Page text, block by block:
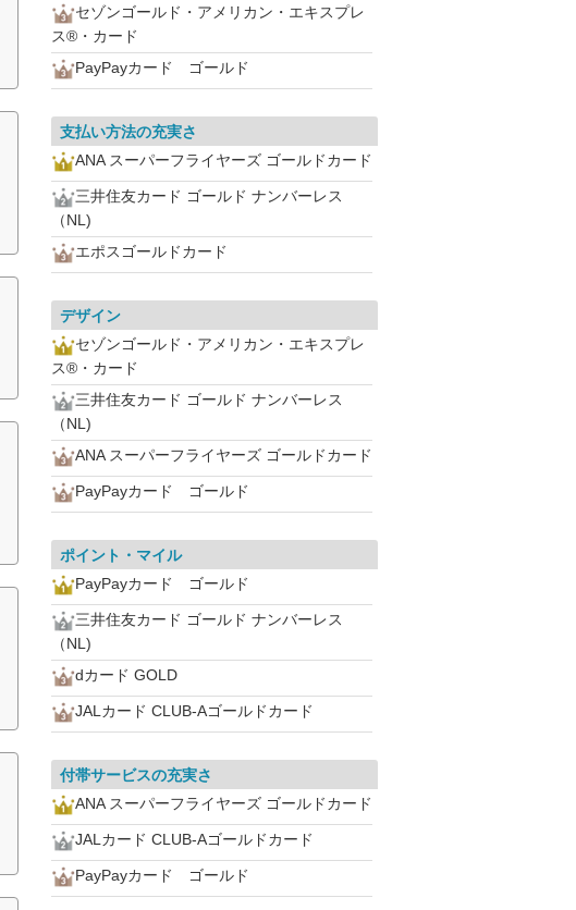
セゾンゴールド・アメリカン・エキスプレ
ス®・カード
PayPayカード ゴールド
支払い方法の充実さ
ANA スーパーフライヤーズ ゴールドカード
三井住友カード ゴールド ナンバーレス
（NL)
エポスゴールドカード
デザイン
セゾンゴールド・アメリカン・エキスプレ
ス®・カード
三井住友カード ゴールド ナンバーレス
（NL)
ANA スーパーフライヤーズ ゴールドカード
PayPayカード ゴールド
ポイント・マイル
PayPayカード ゴールド
三井住友カード ゴールド ナンバーレス
（NL)
dカード GOLD
JALカード CLUB-Aゴールドカード
付帯サービスの充実さ
ANA スーパーフライヤーズ ゴールドカード
JALカード CLUB-Aゴールドカード
PayPayカード ゴールド